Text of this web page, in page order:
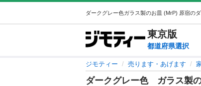
東京版
都道府県選択
ジモティー 売ります・あげます
ダークグレー色 ガラス製